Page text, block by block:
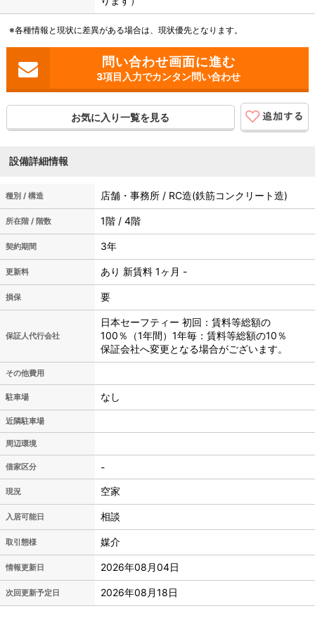
※各種情報と現状に差異がある場合は、現状優先となります。
3項目入力でカンタン問い合わせ
お気に入り一覧を見る
設備詳細情報
種別 / 構造 店舗・事務所 / RC造(鉄筋コンクリート造)
所在階 / 階数 1階 / 4階
契約期間 3年
更新料 あり 新賃料 1ヶ月 -
損保 要
保証人代行会社
日本セーフティー 初回：賃料等総額の
100％（1年間）1年毎：賃料等総額の10％
保証会社へ変更となる場合がございます。
その他費用
駐車場 なし
近隣駐車場
周辺環境
借家区分 -
現況 空家
入居可能日 相談
取引態様 媒介
情報更新日 2026年08月04日
次回更新予定日 2026年08月18日